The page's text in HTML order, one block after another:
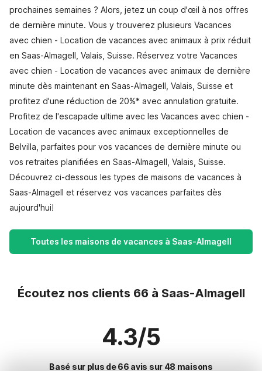
prochaines semaines ? Alors, jetez un coup d'œil à nos offres
de dernière minute. Vous y trouverez plusieurs Vacances
avec chien - Location de vacances avec animaux à prix réduit
en Saas-Almagell, Valais, Suisse. Réservez votre Vacances
avec chien - Location de vacances avec animaux de dernière
minute dès maintenant en Saas-Almagell, Valais, Suisse et
profitez d'une réduction de 20%* avec annulation gratuite.
Profitez de l'escapade ultime avec les Vacances avec chien -
Location de vacances avec animaux exceptionnelles de
Belvilla, parfaites pour vos vacances de dernière minute ou
vos retraites planifiées en Saas-Almagell, Valais, Suisse.
Découvrez ci-dessous les types de maisons de vacances à
Saas-Almagell et réservez vos vacances parfaites dès
aujourd'hui!
Toutes les maisons de vacances à Saas-Almagell
Écoutez nos clients 66 à Saas-Almagell
4.3/5
Basé sur plus de 66 avis sur 48 maisons